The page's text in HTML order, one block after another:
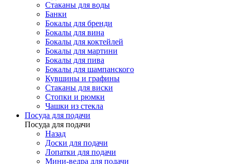
Стаканы для воды
Банки
Бокалы для бренди
Бокалы для вина
Бокалы для коктейлей
Бокалы для мартини
Бокалы для пива
Бокалы для шампанского
Кувшины и графины
Стаканы для виски
Стопки и рюмки
Чашки из стекла
Посуда для подачи
Посуда для подачи
Назад
Доски для подачи
Лопатки для подачи
Мини-ведра для подачи